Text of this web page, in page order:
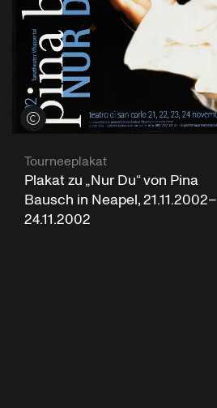
Credits öffnen
Tourneeplakat
Plakat zu „Nur Du“ von Pina
Bausch in Neapel, 21.11.2002–
24.11.2002